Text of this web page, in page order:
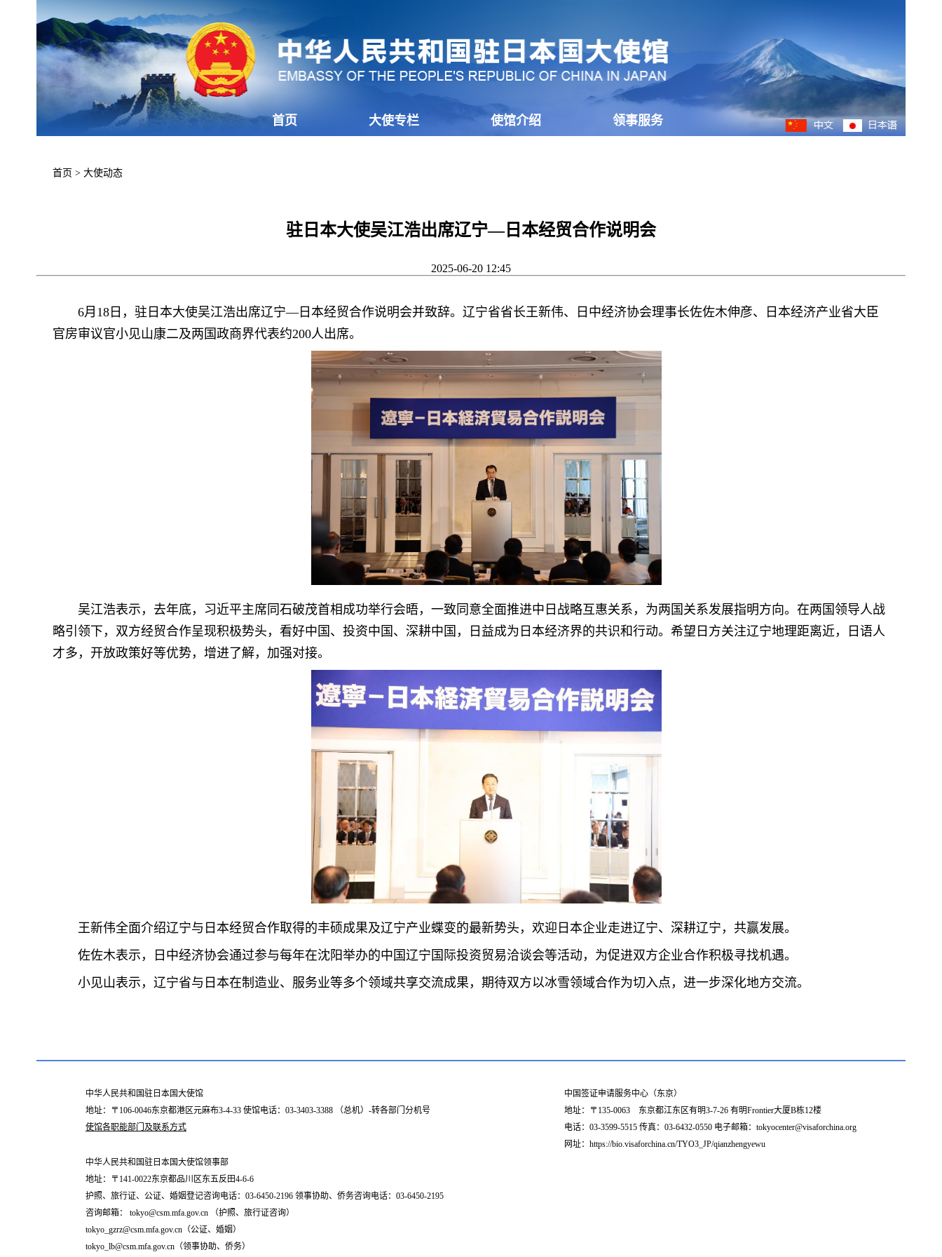
首页 大使专栏 使馆介绍 领事服务
首页 > 大使动态
驻日本大使吴江浩出席辽宁—日本经贸合作说明会
2025-06-20 12:45
6月18日，驻日本大使吴江浩出席辽宁—日本经贸合作说明会并致辞。辽宁省省长王新伟、日中经济协会理事长佐佐木伸彦、日本经济产业省大臣
官房审议官小见山康二及两国政商界代表约200人出席。
吴江浩表示，去年底，习近平主席同石破茂首相成功举行会晤，一致同意全面推进中日战略互惠关系，为两国关系发展指明方向。在两国领导人战
略引领下，双方经贸合作呈现积极势头，看好中国、投资中国、深耕中国，日益成为日本经济界的共识和行动。希望日方关注辽宁地理距离近，日语人
才多，开放政策好等优势，增进了解，加强对接。
王新伟全面介绍辽宁与日本经贸合作取得的丰硕成果及辽宁产业蝶变的最新势头，欢迎日本企业走进辽宁、深耕辽宁，共赢发展。
佐佐木表示，日中经济协会通过参与每年在沈阳举办的中国辽宁国际投资贸易洽谈会等活动，为促进双方企业合作积极寻找机遇。
小见山表示，辽宁省与日本在制造业、服务业等多个领域共享交流成果，期待双方以冰雪领域合作为切入点，进一步深化地方交流。
中华人民共和国驻日本国大使馆
地址：〒106-0046东京都港区元麻布3-4-33 使馆电话：03-3403-3388 （总机）-转各部门分机号
使馆各职能部门及联系方式
中华人民共和国驻日本国大使馆领事部
地址：〒141-0022东京都品川区东五反田4-6-6
护照、旅行证、公证、婚姻登记咨询电话：03-6450-2196 领事协助、侨务咨询电话：03-6450-2195
咨询邮箱： tokyo@csm.mfa.gov.cn （护照、旅行证咨询）
tokyo_gzrz@csm.mfa.gov.cn（公证、婚姻）
tokyo_lb@csm.mfa.gov.cn（领事协助、侨务）
中国签证申请服务中心（东京）
地址：〒135-0063 东京都江东区有明3-7-26 有明Frontier大厦B栋12楼
电话：03-3599-5515 传真：03-6432-0550 电子邮箱：tokyocenter@visaforchina.org
网址：https://bio.visaforchina.cn/TYO3_JP/qianzhengyewu